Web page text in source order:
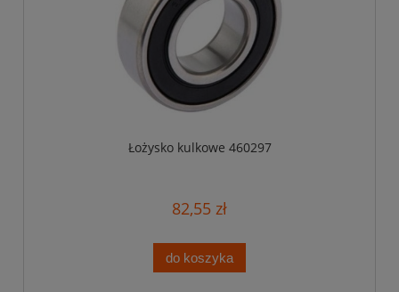
Łożysko kulkowe 460297
82,55 zł
do koszyka